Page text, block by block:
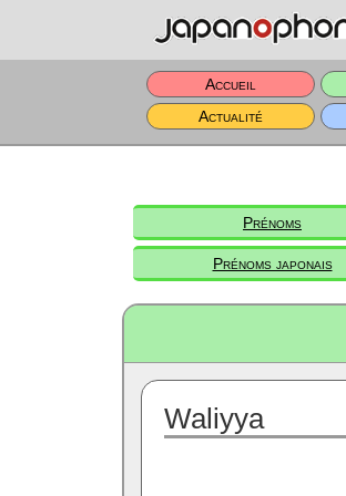
Accueil
Actualité
Prénoms
Prénoms japonais
Waliyya